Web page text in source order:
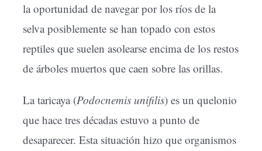
la oportunidad de navegar por los ríos de la
selva posiblemente se han topado con estos
reptiles que suelen asolearse encima de los restos
de árboles muertos que caen sobre las orillas.
La taricaya (Podocnemis unifilis) es un quelonio
que hace tres décadas estuvo a punto de
desaparecer. Esta situación hizo que organismos